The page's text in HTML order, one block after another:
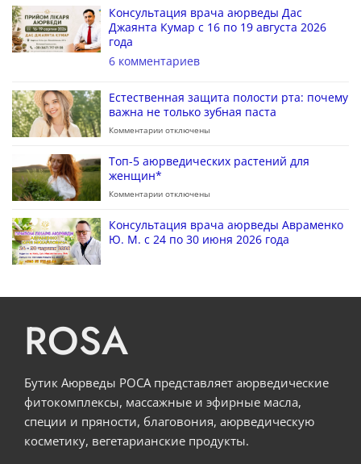
Консультация врача аюрведы Дас
Джаянта Кумар с 16 по 19 августа 2026
года
6 комментариев
Естественная защита полости рта: почему
важна не только зубная паста
Комментарии отключены
Топ-5 аюрведических растений для
женщин*
Комментарии отключены
Консультация врача аюрведы Авраменко
Ю. М. с 24 по 30 июня 2026 года
ROSA
Бутик Аюрведы РОСА представляет аюрведические
фитокомплексы, массажные и эфирные масла,
специи и пряности, благовония, аюрведическую
косметику, вегетарианские продукты.